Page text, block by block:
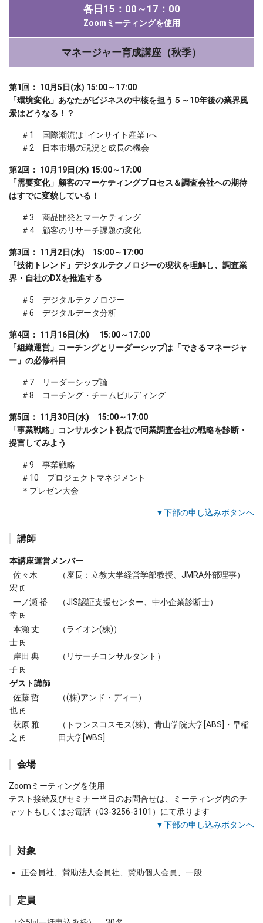
各日15：00～17：00
Zoomミーティングを使用
マネージャー育成講座（秋季）
第1回： 10月5日(水) 15:00～17:00
「環境変化」あなたがビジネスの中核を担う５～10年後の業界風
景はどうなる！？
＃1 国際潮流は｢インサイト産業｣へ
＃2 日本市場の現況と成長の機会
第2回： 10月19日(水) 15:00～17:00
「需要変化」顧客のマーケティングプロセス＆調査会社への期待
はすでに変貌している！
＃3 商品開発とマーケティング
＃4 顧客のリサーチ課題の変化
第3回： 11月2日(水) 15:00～17:00
「技術トレンド」デジタルテクノロジーの現状を理解し、調査業
界・自社のDXを推進する
＃5 デジタルテクノロジー
＃6 デジタルデータ分析
第4回： 11月16日(水) 15:00～17:00
「組織運営」コーチングとリーダーシップは「できるマネージャ
ー」の必修科目
＃7 リーダーシップ論
＃8 コーチング・チームビルディング
第5回： 11月30日(水) 15:00～17:00
「事業戦略」コンサルタント視点で同業調査会社の戦略を診断・
提言してみよう
＃9 事業戦略
＃10 プロジェクトマネジメント
＊プレゼン大会
▼下部の申し込みボタンへ
講師
本講座運営メンバー
佐々木
宏 氏
（座長：立教大学経営学部教授、JMRA外部理事）
一ノ瀬 裕
幸 氏
（JIS認証支援センター、中小企業診断士）
本瀬 丈
士 氏
（ライオン(株)）
岸田 典
子 氏
（リサーチコンサルタント）
ゲスト講師
佐藤 哲
也 氏
（(株)アンド・ディー）
萩原 雅
之 氏
（トランスコスモス(株)、青山学院大学[ABS]・早稲
田大学[WBS]
会場
Zoomミーティングを使用
テスト接続及びセミナー当日のお問合せは、ミーティング内のチ
ャットもしくはお電話（03-3256-3101）にて承ります
▼下部の申し込みボタンへ
対象
正会員社、賛助法人会員社、賛助個人会員、一般
定員